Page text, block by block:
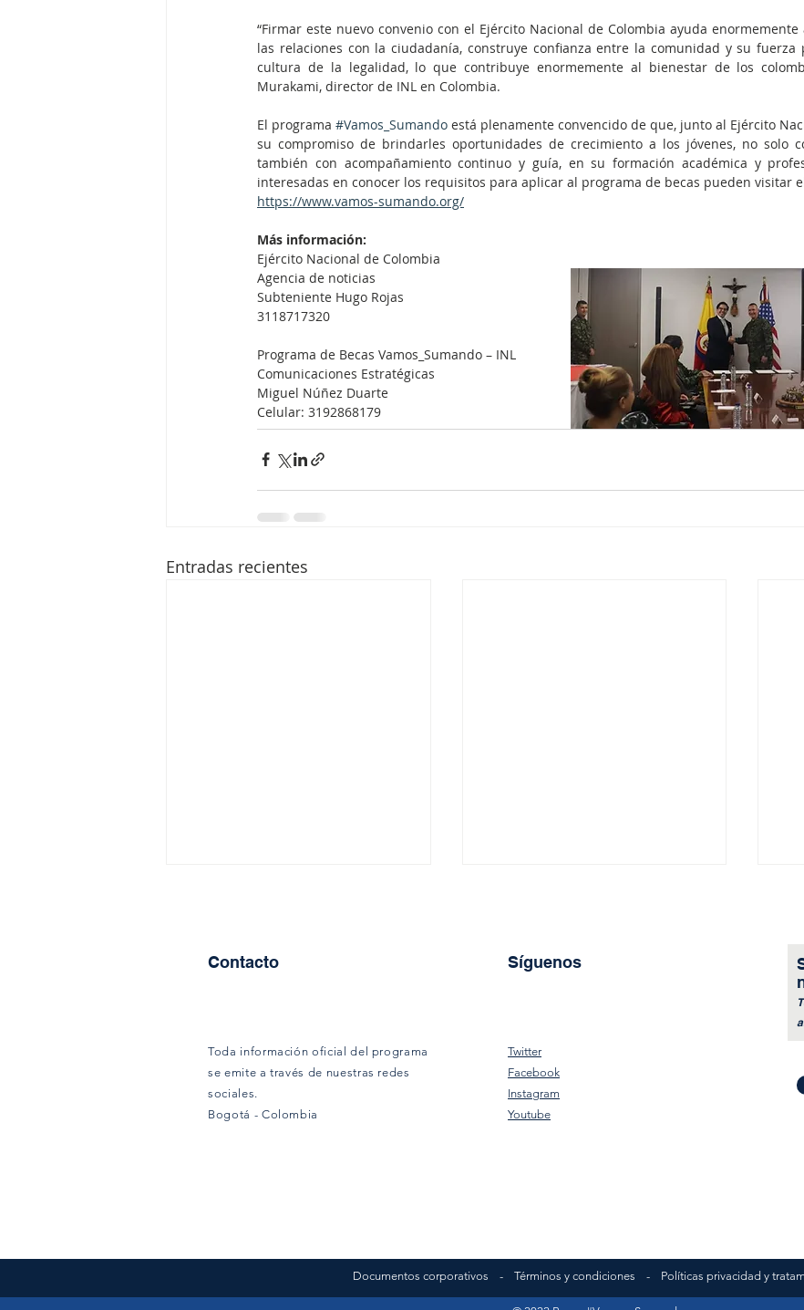
“Firmar este nuevo convenio con el Ejército Nacional de Colombia ayuda
las relaciones con la ciudadanía, construye confianza entre la comunidad y su fuerza
cultura de la legalidad, lo que contribuye enormemente al bienestar de los
Murakami, director de INL en Colombia.
El programa #Vamos_Sumando está plenamente convencido de que, junto al Ejército
su compromiso de brindarles oportunidades de crecimiento a los jóvenes, no solo
también con acompañamiento continuo y guía, en su formación académica y
interesadas en conocer los requisitos para aplicar al programa de becas pueden visitar
https://www.vamos-sumando.org/
Más información:
Ejército Nacional de Colombia
Agencia de noticias
Subteniente Hugo Rojas
3118717320
Programa de Becas Vamos_Sumando – INL
Comunicaciones Estratégicas
Miguel Núñez Duarte
Celular: 3192868179
Entradas recientes
Más de mil sueños que
empiezan a cumplirse en este
Contacto Síguenos
Toda información oficial del programa
se emite a través de nuestras redes
sociales.
Bogotá - Colombia
Twitter
Facebook
Instagram
Youtube
Documentos corporativos - Términos y condiciones - Políticas privacidad y